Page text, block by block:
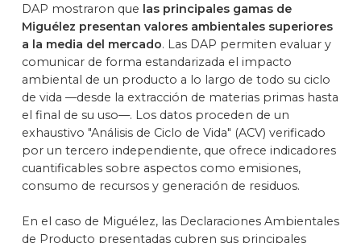
DAP mostraron que las principales gamas de
Miguélez presentan valores ambientales superiores
a la media del mercado. Las DAP permiten evaluar y
comunicar de forma estandarizada el impacto
ambiental de un producto a lo largo de todo su ciclo
de vida —desde la extracción de materias primas hasta
el final de su uso—. Los datos proceden de un
exhaustivo "Análisis de Ciclo de Vida" (ACV) verificado
por un tercero independiente, que ofrece indicadores
cuantificables sobre aspectos como emisiones,
consumo de recursos y generación de residuos.
En el caso de Miguélez, las Declaracio­nes Ambientales
de Producto presentadas cubren sus principales